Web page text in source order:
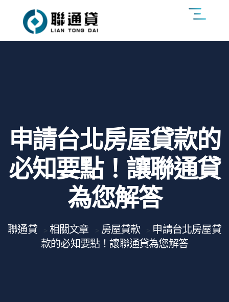
申請台北房屋貸款的
必知要點！讓聯通貸
為您解答
聯通貸 > 相關文章 > 房屋貸款 > 申請台北房屋貸
款的必知要點！讓聯通貸為您解答